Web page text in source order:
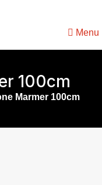
Menu
100cm
Marmer 100cm